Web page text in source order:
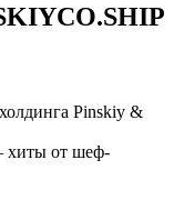
Pinskiy &
хиты от шеф-